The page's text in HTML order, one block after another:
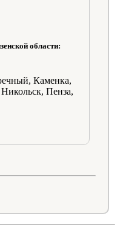
области:
Каменка,
Пенза,